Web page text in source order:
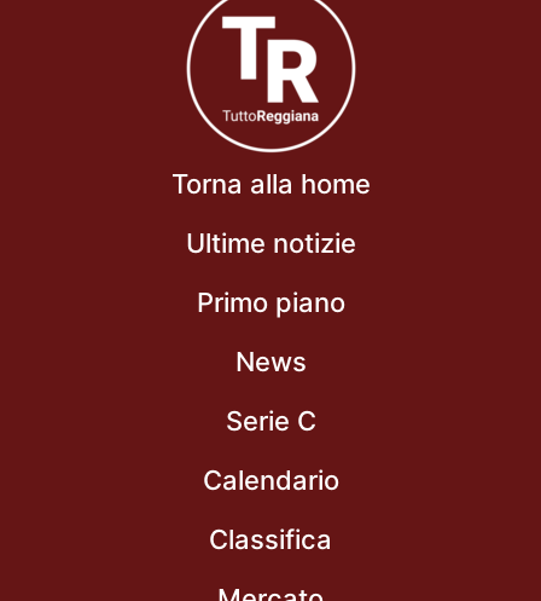
Torna alla home
Ultime notizie
Primo piano
News
Serie C
Calendario
Classifica